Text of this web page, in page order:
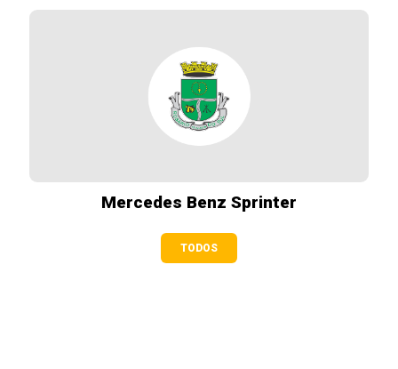
Mercedes Benz Sprinter
TODOS